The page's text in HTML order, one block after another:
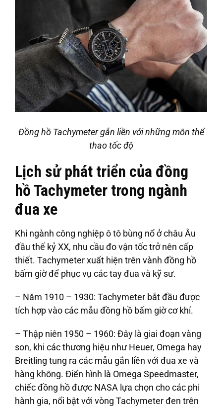
Đồng hồ Tachymeter gắn liền với những môn thể
thao tốc độ
Lịch sử phát triển của đồng
hồ Tachymeter trong ngành
đua xe
Khi ngành công nghiệp ô tô bùng nổ ở châu Âu
đầu thế kỷ XX, nhu cầu đo vận tốc trở nên cấp
thiết. Tachymeter xuất hiện trên vành đồng hồ
bấm giờ để phục vụ các tay đua và kỹ sư.
– Năm 1910 – 1930: Tachymeter bắt đầu được
tích hợp vào các mẫu đồng hồ bấm giờ cơ khí.
– Thập niên 1950 – 1960: Đây là giai đoạn vàng
son, khi các thương hiệu như Heuer, Omega hay
Breitling tung ra các mẫu gắn liền với đua xe và
hàng không. Điển hình là Omega Speedmaster,
chiếc đồng hồ được NASA lựa chọn cho các phi
hành gia, nổi bật với vòng Tachymeter đen trên